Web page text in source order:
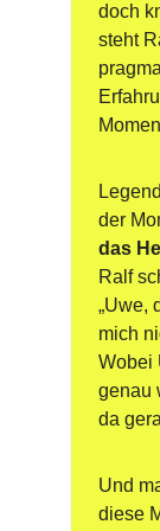
doch
steht
der
das
Ralf
„Uwe,
mich
Wobei
genau
da
Und
diese